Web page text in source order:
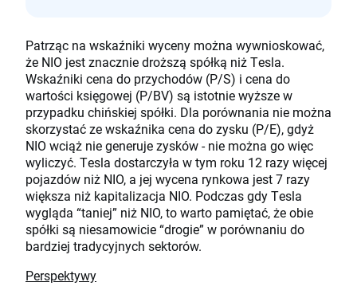
Patrząc na wskaźniki wyceny można wywnioskować,
że NIO jest znacznie droższą spółką niż Tesla.
Wskaźniki cena do przychodów (P/S) i cena do
wartości księgowej (P/BV) są istotnie wyższe w
przypadku chińskiej spółki. Dla porównania nie można
skorzystać ze wskaźnika cena do zysku (P/E), gdyż
NIO wciąż nie generuje zysków - nie można go więc
wyliczyć. Tesla dostarczyła w tym roku 12 razy więcej
pojazdów niż NIO, a jej wycena rynkowa jest 7 razy
większa niż kapitalizacja NIO. Podczas gdy Tesla
wygląda “taniej” niż NIO, to warto pamiętać, że obie
spółki są niesamowicie “drogie” w porównaniu do
bardziej tradycyjnych sektorów.
Perspektywy